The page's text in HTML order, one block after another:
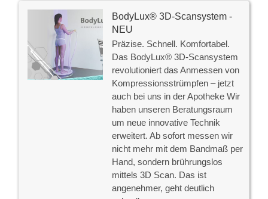
BodyLux® 3D-Scansystem -
NEU
Präzise. Schnell. Komfortabel.
Das BodyLux® 3D-Scansystem
revolutioniert das Anmessen von
Kompressionsstrümpfen – jetzt
auch bei uns in der Apotheke Wir
haben unseren Beratungsraum
um neue innovative Technik
erweitert. Ab sofort messen wir
nicht mehr mit dem Bandmaß per
Hand, sondern brührungslos
mittels 3D Scan. Das ist
angenehmer, geht deutlich